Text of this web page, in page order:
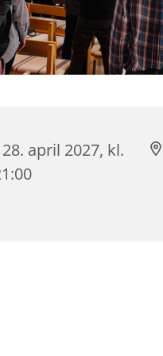
april 2027, kl.